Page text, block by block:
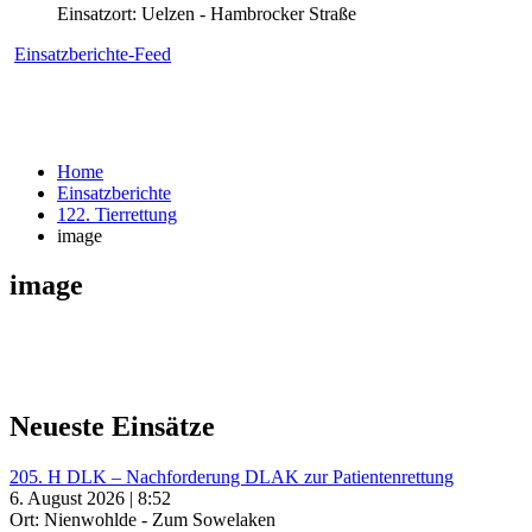
Einsatzort: Uelzen - Hambrocker Straße
Einsatzberichte-Feed
Home
Einsatzberichte
122. Tierrettung
image
image
Neueste Einsätze
205. H DLK – Nachforderung DLAK zur Patientenrettung
6. August 2026 | 8:52
Ort: Nienwohlde - Zum Sowelaken